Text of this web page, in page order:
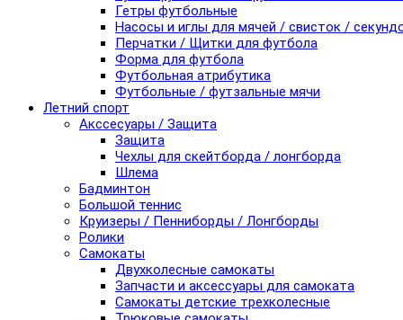
Гетры футбольные
Насосы и иглы для мячей / свисток /
Перчатки / Щитки для футбола
Форма для футбола
Футбольная атрибутика
Футбольные / футзальные мячи
Летний спорт
Акссесуары / Защита
Защита
Чехлы для скейтборда / лонгборда
Шлема
Бадминтон
Большой теннис
Круизеры / Пенниборды / Лонгборды
Ролики
Самокаты
Двухколесные самокаты
Запчасти и аксессуары для самоката
Самокаты детские трехколесные